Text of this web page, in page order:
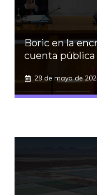
Boric en la
cuenta pública
29 de mayo de